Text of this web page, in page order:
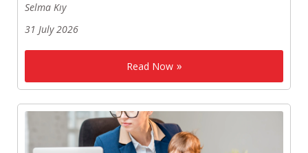
Selma Kıy
31 July 2026
Read Now